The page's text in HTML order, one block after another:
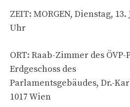
ZEIT: MORGEN, Dienstag, 13.
Uhr
ORT: Raab-Zimmer des
Erdgeschoss des
Parlamentsgebäudes, Dr.-
1017 Wien